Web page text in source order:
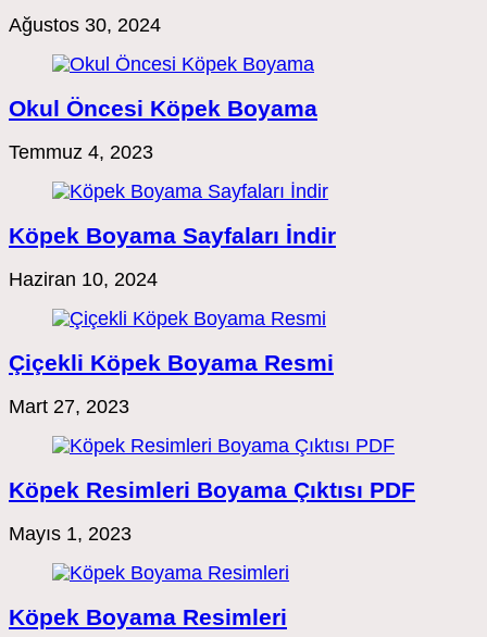
Ağustos 30, 2024
Okul Öncesi Köpek Boyama
Temmuz 4, 2023
Köpek Boyama Sayfaları İndir
Haziran 10, 2024
Çiçekli Köpek Boyama Resmi
Mart 27, 2023
Köpek Resimleri Boyama Çıktısı PDF
Mayıs 1, 2023
Köpek Boyama Resimleri